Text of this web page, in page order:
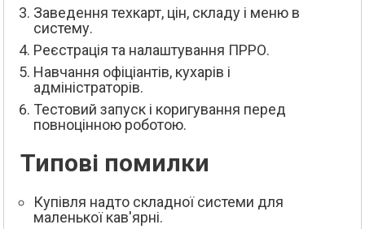
Заведення техкарт, цін, складу і меню в
систему.
Реєстрація та налаштування ПРРО.
Навчання офіціантів, кухарів і
адміністраторів.
Тестовий запуск і коригування перед
повноцінною роботою.
Типові помилки
Купівля надто складної системи для
маленької кав'ярні.